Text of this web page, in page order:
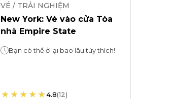
VÉ / TRẢI NGHIỆM
New York: Vé vào cửa Tòa
nhà Empire State
Bạn có thể ở lại bao lâu tùy thích!
4.8(12)